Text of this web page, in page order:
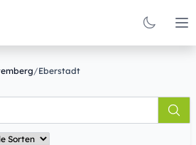
/Eberstadt